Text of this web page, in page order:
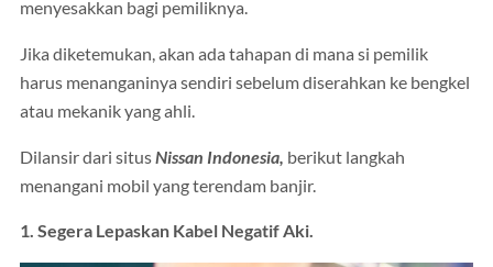
menyesakkan bagi pemiliknya.
Jika diketemukan, akan ada tahapan di mana si pemilik
harus menanganinya sendiri sebelum diserahkan ke bengkel
atau mekanik yang ahli.
Dilansir dari situs Nissan Indonesia, berikut langkah
menangani mobil yang terendam banjir.
1. Segera Lepaskan Kabel Negatif Aki.